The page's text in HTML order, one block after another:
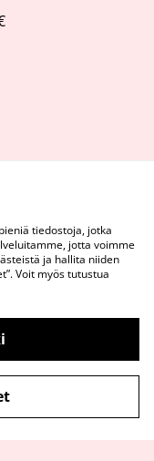
tiedostoja, jotka
jotta voimme
ja hallita niiden
Voit myös tutustua